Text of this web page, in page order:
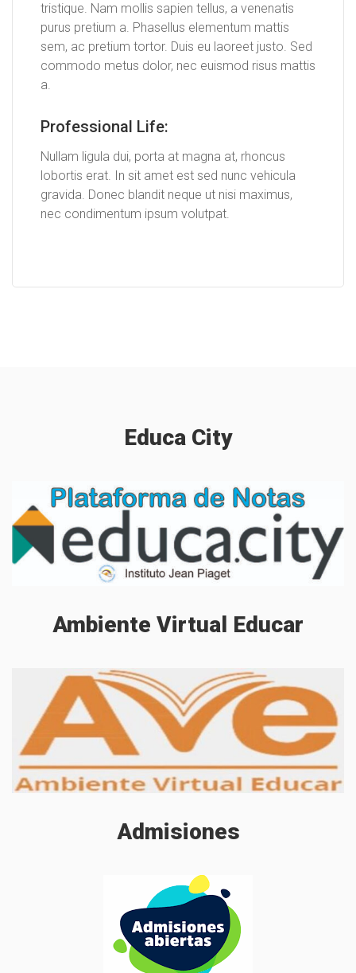
tristique. Nam mollis sapien tellus, a venenatis
purus pretium a. Phasellus elementum mattis
sem, ac pretium tortor. Duis eu laoreet justo. Sed
commodo metus dolor, nec euismod risus mattis
a.
Professional Life:
Nullam ligula dui, porta at magna at, rhoncus
lobortis erat. In sit amet est sed nunc vehicula
gravida. Donec blandit neque ut nisi maximus,
nec condimentum ipsum volutpat.
Educa City
Ambiente Virtual Educar
Admisiones